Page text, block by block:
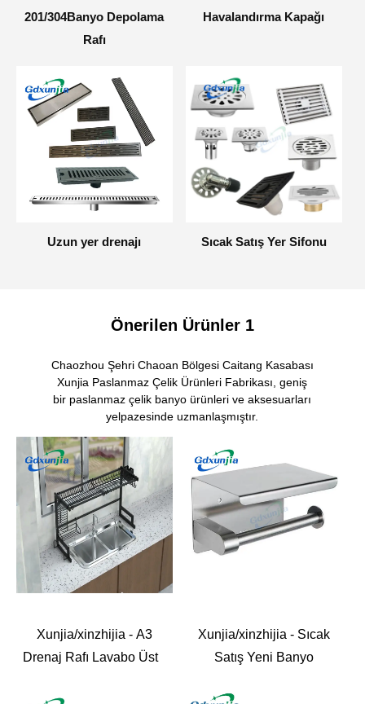
201/304Banyo Depolama
Rafı
Havalandırma Kapağı
Uzun yer drenajı Sıcak Satış Yer Sifonu
Önerilen Ürünler 1
Chaozhou Şehri Chaoan Bölgesi Caitang Kasabası
Xunjia Paslanmaz Çelik Ürünleri Fabrikası, geniş
bir paslanmaz çelik banyo ürünleri ve aksesuarları
yelpazesinde uzmanlaşmıştır.
Xunjia/xinzhijia - A3
Drenaj Rafı Lavabo Üstü
Xunjia/xinzhijia - Sıcak
Satış Yeni Banyo